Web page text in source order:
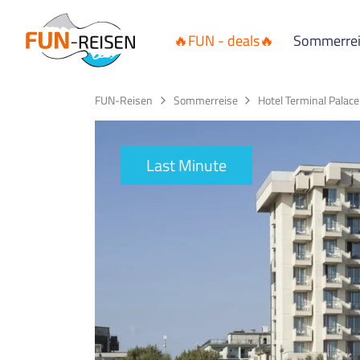
🔥FUN - deals🔥
FUN-Reisen Sommerreise Hotel Terminal Palace
Last Minute